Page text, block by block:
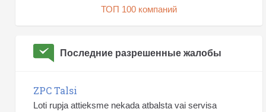
ТОП 100 компаний
Последние разрешенные жалобы
ZPC Talsi
Loti rupja attieksme nekada atbalsta vai servisa